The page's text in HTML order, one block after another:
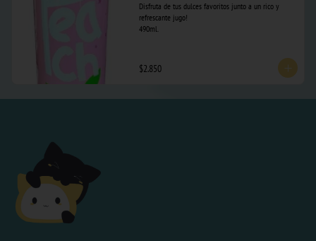
Disfruta de tus dulces favoritos junto a un rico y
refrescante jugo!
490ml.
$2.850